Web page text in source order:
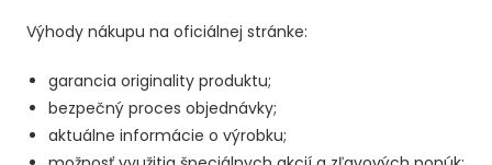
Výhody nákupu na oficiálnej stránke:
garancia originality produktu;
bezpečný proces objednávky;
aktuálne informácie o výrobku;